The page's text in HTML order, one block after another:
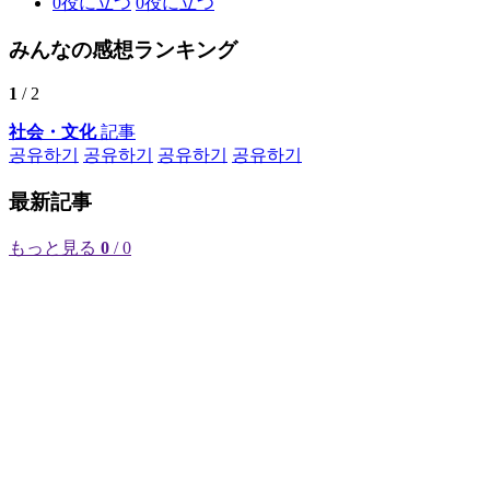
みんなの感想ランキング
1 / 2
社会・文化記事
공유하기
공유하기 공유하기 공유하기
最新記事
もっと見る 0 / 0